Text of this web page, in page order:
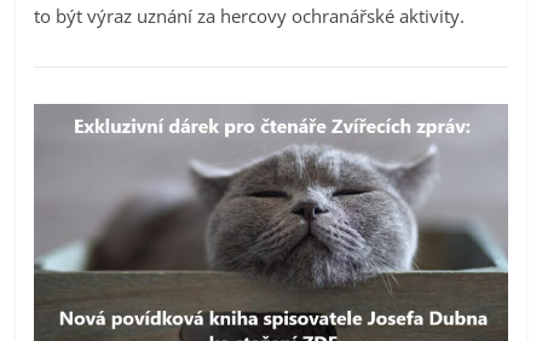
to být výraz uznání za hercovy ochranářské aktivity.